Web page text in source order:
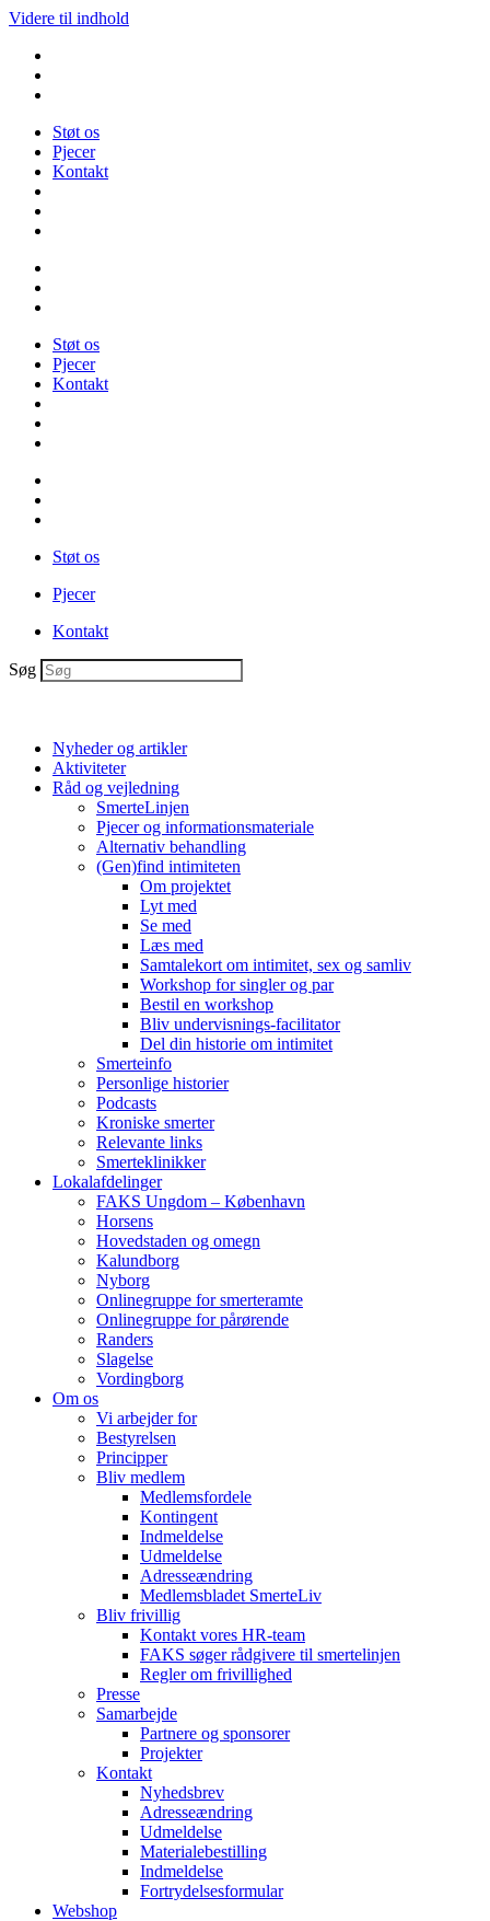
Videre til indhold
Støt os
Pjecer
Kontakt
Støt os
Pjecer
Kontakt
Støt os
Pjecer
Kontakt
Søg
Nyheder og artikler
Aktiviteter
Råd og vejledning
SmerteLinjen
Pjecer og informationsmateriale
Alternativ behandling
(Gen)find intimiteten
Om projektet
Lyt med
Se med
Læs med
Samtalekort om intimitet, sex og samliv
Workshop for singler og par
Bestil en workshop
Bliv undervisnings-facilitator
Del din historie om intimitet
Smerteinfo
Personlige historier
Podcasts
Kroniske smerter
Relevante links
Smerteklinikker
Lokalafdelinger
FAKS Ungdom – København
Horsens
Hovedstaden og omegn
Kalundborg
Nyborg
Onlinegruppe for smerteramte
Onlinegruppe for pårørende
Randers
Slagelse
Vordingborg
Om os
Vi arbejder for
Bestyrelsen
Principper
Bliv medlem
Medlemsfordele
Kontingent
Indmeldelse
Udmeldelse
Adresseændring
Medlemsbladet SmerteLiv
Bliv frivillig
Kontakt vores HR-team
FAKS søger rådgivere til smertelinjen
Regler om frivillighed
Presse
Samarbejde
Partnere og sponsorer
Projekter
Kontakt
Nyhedsbrev
Adresseændring
Udmeldelse
Materialebestilling
Indmeldelse
Fortrydelsesformular
Webshop